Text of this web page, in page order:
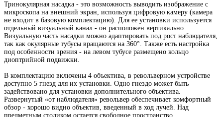
Тринокулярная насадка - это возможность выводить изображение с
микроскопа на внешний экран, используя цифровую камеру (камера
не входит в базовую комплектацию). Для ее установки используется
отдельный визуальный канал - он расположен вертикально.
Визуальную часть насадки можно адаптировать под рост наблюдателя,
так как окулярные тубусы вращаются на 360°. Также есть настройка
под особенности зрения - на левом тубусе размещено кольцо
диоптрийной подвижки.
В комплектацию включены 4 объектива, в револьверном устройстве
доступно 5 гнезд для их установки. Одно гнездо может быть
задействовано для установки дополнительного объектива.
Развернутый «от наблюдателя» револьвер обеспечивает комфортный
обзор - хорошо видно объектив, введенный в ход лучей. Над
предметным столиком остается свободное пространство.